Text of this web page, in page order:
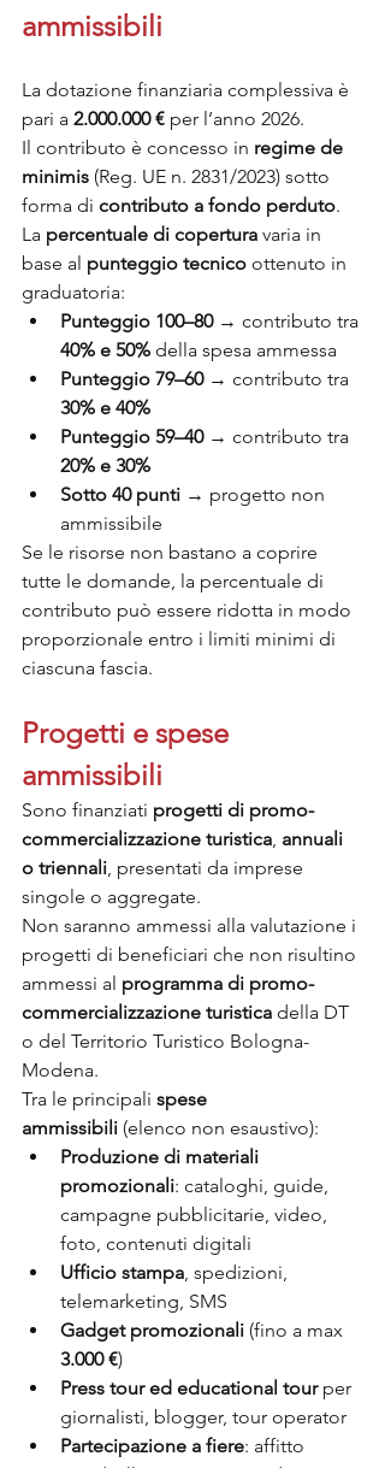
ammissibili
La dotazione finanziaria complessiva è
pari a 2.000.000 € per l’anno 2026.
Il contributo è concesso in regime de
minimis (Reg. UE n. 2831/2023) sotto
forma di contributo a fondo perduto.
La percentuale di copertura varia in
base al punteggio tecnico ottenuto in
graduatoria:
Punteggio 100–80 → contributo tra
40% e 50% della spesa ammessa
Punteggio 79–60 → contributo tra
30% e 40%
Punteggio 59–40 → contributo tra
20% e 30%
Sotto 40 punti → progetto non
ammissibile
Se le risorse non bastano a coprire
tutte le domande, la percentuale di
contributo può essere ridotta in modo
proporzionale entro i limiti minimi di
ciascuna fascia.
Progetti e spese
ammissibili
Sono finanziati progetti di promo-
commercializzazione turistica annuali
o triennali , presentati da imprese
singole o aggregate.
Non saranno ammessi alla valutazione i
progetti di beneficiari che non risultino
ammessi al programma di promo-
commercializzazione turistica della DT
o del Territorio Turistico Bologna-
Modena.
Tra le principali spese
ammissibili (elenco non esaustivo):
Produzione di materiali
promozionali: cataloghi, guide,
campagne pubblicitarie, video,
foto, contenuti digitali
Ufficio stampa , spedizioni,
telemarketing, SMS
Gadget promozionali (fino a max
3.000 €)
Press tour ed educational tour per
giornalisti, blogger, tour operator
Partecipazione a fiere: affitto